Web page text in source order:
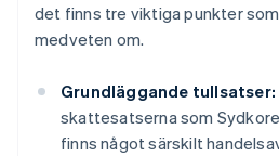
det finns tre viktiga punkter
medveten om.
Grundläggande tullsatser:
skattesatserna som
finns något särskilt